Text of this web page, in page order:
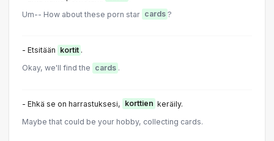
Um-- How about these porn star cards ?
- Etsitään kortit .
Okay, we'll find the cards .
- Ehkä se on harrastuksesi, korttien keräily.
Maybe that could be your hobby, collecting cards.